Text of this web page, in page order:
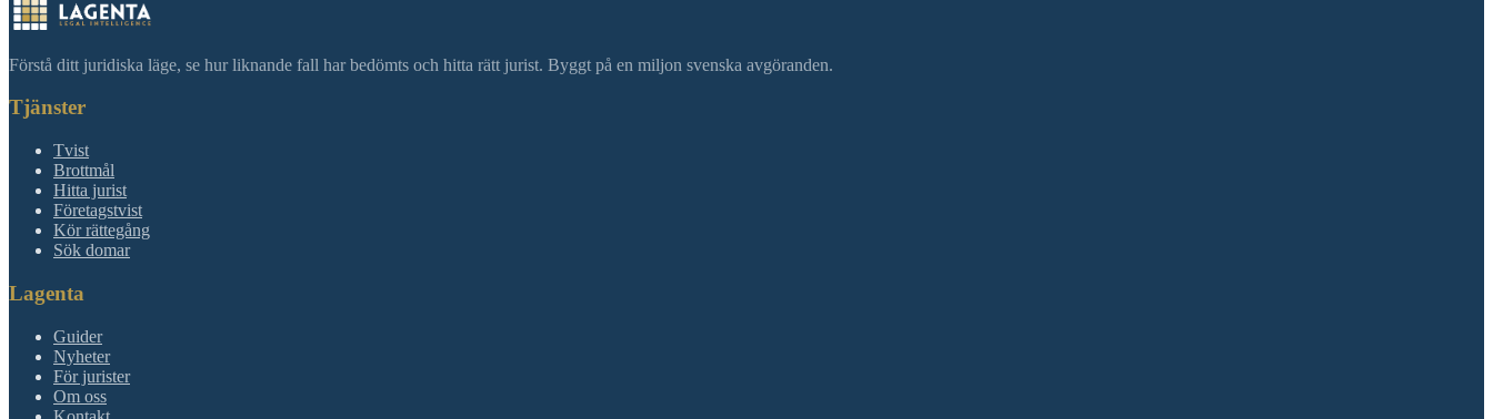
Förstå ditt juridiska läge, se hur liknande fall har bedömts och hitta rätt jurist. Byggt på en miljon svenska avgöranden.
Tjänster
Tvist
Brottmål
Hitta jurist
Företagstvist
Kör rättegång
Sök domar
Lagenta
Guider
Nyheter
För jurister
Om oss